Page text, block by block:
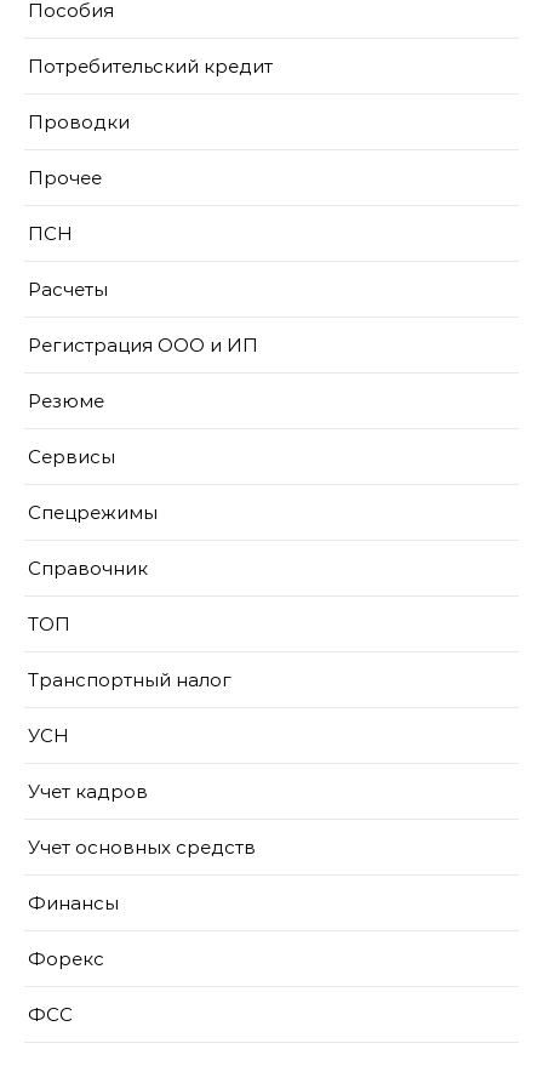
Пособия
Потребительский кредит
Проводки
Прочее
ПСН
Расчеты
Регистрация ООО и ИП
Резюме
Сервисы
Спецрежимы
Справочник
ТОП
Транспортный налог
УСН
Учет кадров
Учет основных средств
Финансы
Форекс
ФСС